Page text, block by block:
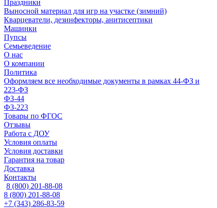
Праздники
Выносной материал для игр на участке (зимний)
Кварцеватели, дезинфекторы, анитисептики
Машинки
Пупсы
Семьеведение
О нас
О компании
Политика
Оформляем все необходимые документы в рамках 44-ФЗ и
223-ФЗ
ФЗ-44
ФЗ-223
Товары по ФГОС
Отзывы
Работа с ДОУ
Условия оплаты
Условия доставки
Гарантия на товар
Доставка
Контакты
8 (800) 201-88-08
8 (800) 201-88-08
+7 (343) 286-83-59